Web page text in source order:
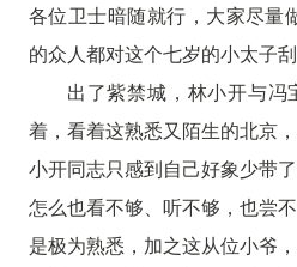
各位卫士暗随就行，大家尽量
的众人都对这个七岁的小太子刮
出了紫禁城，林小开与
着，看着这熟悉又陌生的北京
小开同志只感到自己好象少带
怎么也看不够、听不够，也尝
是极为熟悉，加之这从位小爷